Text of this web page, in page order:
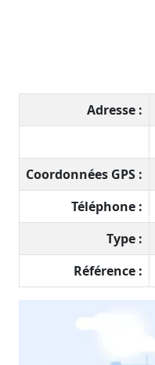
Adresse :
Coordonnées GPS :
Téléphone :
Type :
Référence :